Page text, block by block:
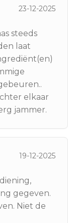
23-12-2025
steeds
laat
elkaar
jammer.
19-12-2025
gegeven.
Niet de